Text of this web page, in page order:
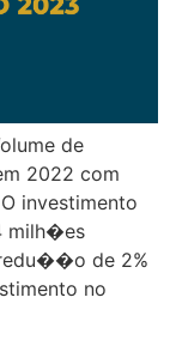
de
2022 com
investimento
milh�es
de 2%
no